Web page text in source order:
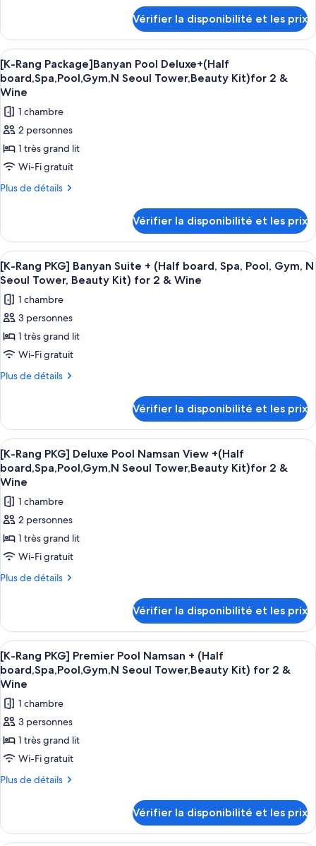
Wine
for
2
&
Wine
Rang
Package]
Banyan
Room
+
(Half
board,
Spa,
Pool,
N
Beauty
Kit)
for
2
&
Wine
le
type
de
chambre
[K-
Rang
Package]
Banyan
Room
+
(Half
Spa,
Seoul
Tower,
Beauty
Kit)
2
&
Vérifier la disponibilité et les prix
Afficher
toutes
les
photos
pour
ce
type
de
chambre :
Package]Banyan
Pool
Deluxe+
(Half
board,Spa,Pool,Gym,N
Seoul
Tower,Beauty
Kit)for
&
Une chambre d’hôtel moderne
5
[K-Rang Package]Banyan Pool Deluxe+(Half
board,Spa,Pool,Gym,N Seoul Tower,Beauty Kit)for 2 &
Wine
1 chambre
2 personnes
1 très grand lit
Wi-Fi gratuit
Plus de détails
Plus
le
type
de
chambre
Rang
Package]Banyan
Deluxe+
(Half
Seoul
&
Wine
Vérifier la disponibilité et les prix
Afficher
toutes
les
photos
pour
ce
type
de
Rang
PKG]
Banyan
Suite
+
(Half
board,
Spa,
Pool,
N
Beauty
Kit)
for
2
&
Wine
Une chambre d’hôtel avec un
5
[K-Rang PKG] Banyan Suite + (Half board, Spa, Pool, Gym, N
Seoul Tower, Beauty Kit) for 2 & Wine
1 chambre
3 personnes
1 très grand lit
Wi-Fi gratuit
Plus de détails
Plus
le
type
de
chambre
[K-
Rang
PKG]
Banyan
Suite
+
(Half
Spa,
Seoul
Tower,
Beauty
Kit)
for
&
Wine
Vérifier la disponibilité et les prix
Afficher
toutes
les
photos
pour
ce
type
de
chambre :
PKG]
Deluxe
Pool
Namsan
View
+
(Half
board,Spa,Pool,Gym,N
Seoul
Kit)for
Wine
Une chambre d’hôtel moderne,
6
[K-Rang PKG] Deluxe Pool Namsan View +(Half
board,Spa,Pool,Gym,N Seoul Tower,Beauty Kit)for 2 &
Wine
1 chambre
2 personnes
1 très grand lit
Wi-Fi gratuit
Plus de détails
Plus
le
type
de
chambre
[K-
Rang
PKG]
Deluxe
Pool
Namsan
View
(Half
Kit)for
Vérifier la disponibilité et les prix
Afficher
toutes
les
photos
pour
ce
type
de
chambre :
PKG]
Une chambre d’hôtel moderne
5
[K-Rang PKG] Premier Pool Namsan + (Half
board,Spa,Pool,Gym,N Seoul Tower,Beauty Kit) for 2 &
Wine
1 chambre
3 personnes
1 très grand lit
Wi-Fi gratuit
Plus de détails
Plus
le
type
Vérifier la disponibilité et les prix